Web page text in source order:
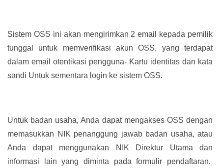
Sistem OSS ini akan mengirimkan 2 email kepada pemilik
tunggal untuk memverifikasi akun OSS, yang terdapat
dalam email otentikasi pengguna- Kartu identitas dan kata
sandi Untuk sementara login ke sistem OSS.
Untuk badan usaha, Anda dapat mengakses OSS dengan
memasukkan NIK penanggung jawab badan usaha, atau
Anda dapat menggunakan NIK Direktur Utama dan
informasi lain yang diminta pada formulir pendaftaran.